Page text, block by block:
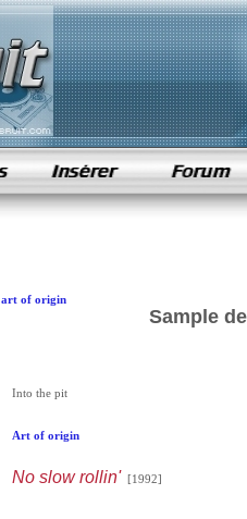
art of origin
Sample
Into the pit
Art of origin
No slow rollin' [1992]